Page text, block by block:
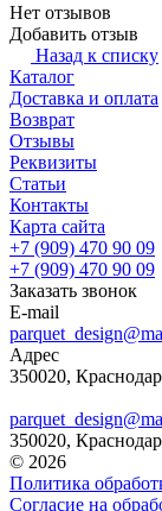
Нет отзывов
Добавить отзыв
Назад к списку
Каталог
Доставка и оплата
Возврат
Отзывы
Реквизиты
Статьи
Контакты
Карта сайта
+7 (909) 470 90 09
+7 (909) 470 90 09
Заказать звонок
E-mail
Адрес
350020,
350020,
© 2026
Политика
Согласие на